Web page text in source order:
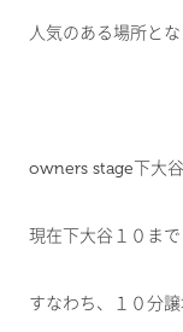
人気のある場所とな
owners stage下大
現在下大谷１０まで
すなわち、１０分譲